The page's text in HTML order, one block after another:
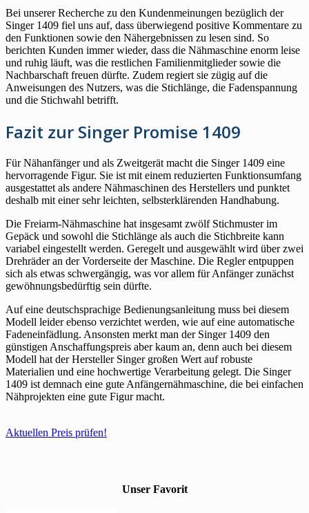
Bei unserer Recherche zu den Kundenmeinungen bezüglich der
Singer 1409 fiel uns auf, dass überwiegend positive Kommentare zu
den Funktionen sowie den Nähergebnissen zu lesen sind. So
berichten Kunden immer wieder, dass die Nähmaschine enorm leise
und ruhig läuft, was die restlichen Familienmitglieder sowie die
Nachbarschaft freuen dürfte. Zudem regiert sie zügig auf die
Anweisungen des Nutzers, was die Stichlänge, die Fadenspannung
und die Stichwahl betrifft.
Fazit zur Singer Promise 1409
Für Nähanfänger und als Zweitgerät macht die Singer 1409 eine
hervorragende Figur. Sie ist mit einem reduzierten Funktionsumfang
ausgestattet als andere Nähmaschinen des Herstellers und punktet
deshalb mit einer sehr leichten, selbsterklärenden Handhabung.
Die Freiarm-Nähmaschine hat insgesamt zwölf Stichmuster im
Gepäck und sowohl die Stichlänge als auch die Stichbreite kann
variabel eingestellt werden. Geregelt und ausgewählt wird über zwei
Drehräder an der Vorderseite der Maschine. Die Regler entpuppen
sich als etwas schwergängig, was vor allem für Anfänger zunächst
gewöhnungsbedürftig sein dürfte.
Auf eine deutschsprachige Bedienungsanleitung muss bei diesem
Modell leider ebenso verzichtet werden, wie auf eine automatische
Fadeneinfädlung. Ansonsten merkt man der Singer 1409 den
günstigen Anschaffungspreis aber kaum an, denn auch bei diesem
Modell hat der Hersteller Singer großen Wert auf robuste
Materialien und eine hochwertige Verarbeitung gelegt. Die Singer
1409 ist demnach eine gute Anfängernähmaschine, die bei einfachen
Nähprojekten eine gute Figur macht.
Aktuellen Preis prüfen!
Unser Favorit